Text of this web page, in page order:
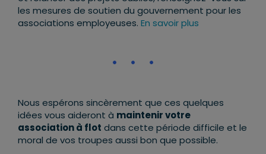
les mesures de soutien du gouvernement pour les
associations employeuses. En savoir plus
Nous espérons sincèrement que ces quelques
idées vous aideront à maintenir votre
association à flot dans cette période difficile et le
moral de vos troupes aussi bon que possible.